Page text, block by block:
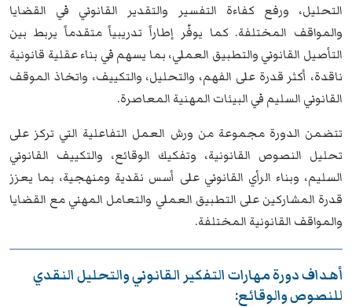
التحليل، ورفع كفاءة التفسير والتقدير القانوني في القضايا
والمواقف المختلفة. كما يوفّر إطاراً تدريبياً متقدماً يربط بين
التأصيل القانوني والتطبيق العملي، بما يسهم في بناء عقلية قانونية
ناقدة، أكثر قدرة على الفهم، والتحليل، والتكييف، واتخاذ الموقف
القانوني السليم في البيئات المهنية المعاصرة.
تتضمن الدورة مجموعة من ورش العمل التفاعلية التي تركز على
تحليل النصوص القانونية، وتفكيك الوقائع، والتكييف القانوني
السليم، وبناء الرأي القانوني على أسس نقدية ومنهجية، بما يعزز
قدرة المشاركين على التطبيق العملي والتعامل المهني مع القضايا
والمواقف القانونية المختلفة.
أهداف دورة مهارات التفكير القانوني والتحليل النقدي
للنصوص والوقائع: